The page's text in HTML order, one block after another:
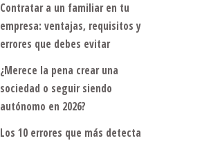
Contratar a un familiar en tu
empresa: ventajas, requisitos y
errores que debes evitar
¿Merece la pena crear una
sociedad o seguir siendo
autónomo en 2026?
Los 10 errores que más detecta